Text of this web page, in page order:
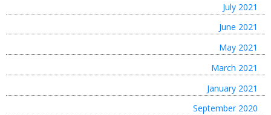
July 2021
June 2021
May 2021
March 2021
January 2021
September 2020